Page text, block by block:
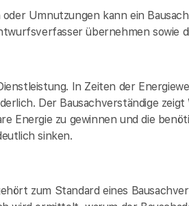
Umnutzungen kann ein
übernehmen sowie
In Zeiten der
Der Bausachverständige zeigt
Energie zu gewinnen und die
sinken.
zum Standard eines